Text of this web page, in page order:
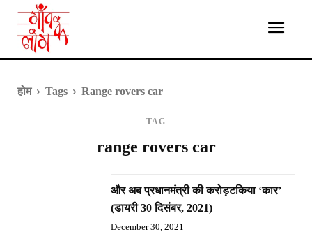
होम Tags Range rovers car
TAG
range rovers car
और अब प्रधानमंत्री की करोड़टकिया ‘कार’
(डायरी 30 दिसंबर, 2021)
December 30, 2021